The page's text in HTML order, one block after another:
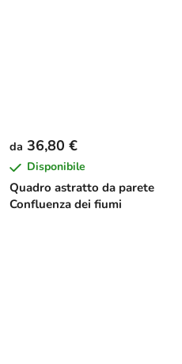
Quadro astratto da parete
Confluenza dei fiumi
da 36,80 €
Disponibile